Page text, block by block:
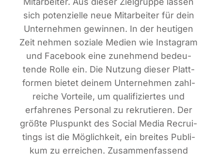
sich poten­zi­el­le neue Mit­ar­bei­ter für dein
Unter­neh­men gewin­nen. In der heu­ti­gen
Zeit neh­men sozia­le Medi­en wie Insta­gram
und Face­book eine zuneh­mend bedeu­
ten­de Rol­le ein. Die Nut­zung die­ser Platt­
for­men bie­tet dei­nem Unter­neh­men zahl­
rei­che Vor­tei­le, um qua­li­fi­zier­tes und
erfah­re­nes Per­so­nal zu rekru­tie­ren. Der
größ­te Plus­punkt des Social Media Recrui­
tin­gs ist die Mög­lich­keit, ein brei­tes Publi­
kum zu errei­chen. Zusam­men­fas­send